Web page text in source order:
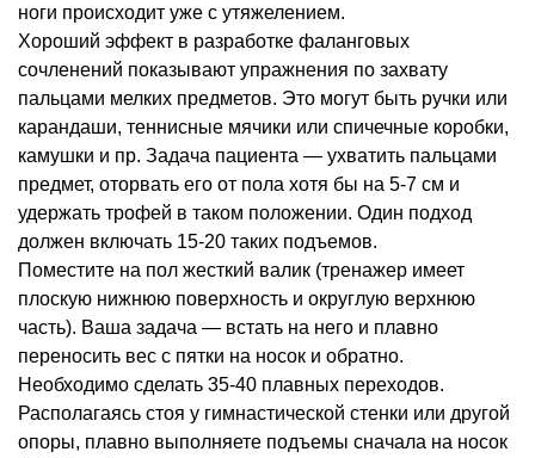
ноги происходит уже с утяжелением.
Хороший эффект в разработке фаланговых
сочленений показывают упражнения по захвату
пальцами мелких предметов. Это могут быть ручки или
карандаши, теннисные мячики или спичечные коробки,
камушки и пр. Задача пациента — ухватить пальцами
предмет, оторвать его от пола хотя бы на 5-7 см и
удержать трофей в таком положении. Один подход
должен включать 15-20 таких подъемов.
Поместите на пол жесткий валик (тренажер имеет
плоскую нижнюю поверхность и округлую верхнюю
часть). Ваша задача — встать на него и плавно
переносить вес с пятки на носок и обратно.
Необходимо сделать 35-40 плавных переходов.
Располагаясь стоя у гимнастической стенки или другой
опоры, плавно выполняете подъемы сначала на носок